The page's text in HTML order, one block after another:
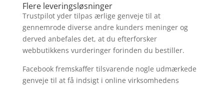
Flere leveringsløsninger
Trustpilot yder tilpas ærlige genveje til at
gennemrode diverse andre kunders meninger og
derved anbefales det, at du efterforsker
webbutikkens vurderinger forinden du bestiller.
Facebook fremskaffer tilsvarende nogle udmærkede
genveje til at få indsigt i online virksomhedens